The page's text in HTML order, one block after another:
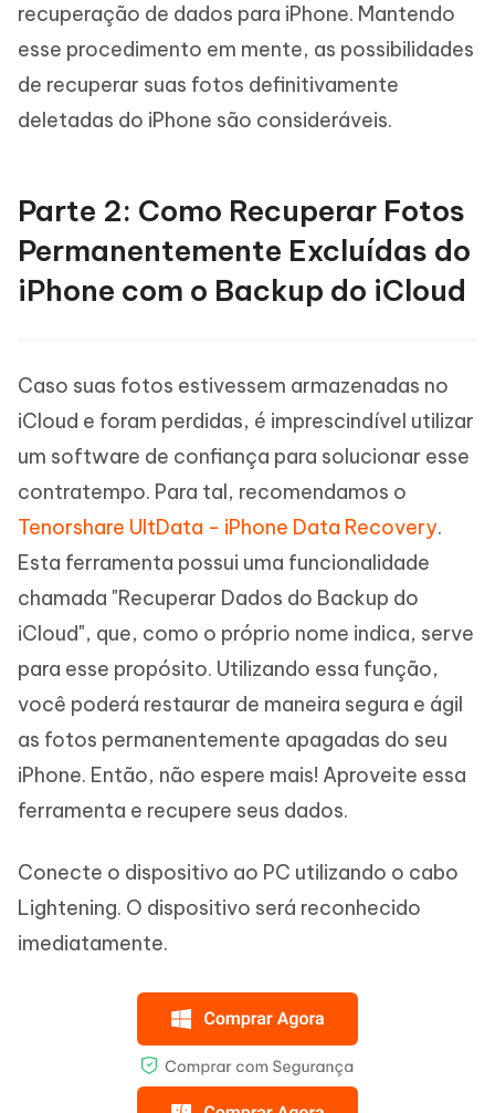
recuperação de dados para iPhone. Mantendo
esse procedimento em mente, as possibilidades
de recuperar suas fotos definitivamente
deletadas do iPhone são consideráveis.
Parte 2: Como Recuperar Fotos
Permanentemente Excluídas do
iPhone com o Backup do iCloud
Caso suas fotos estivessem armazenadas no
iCloud e foram perdidas, é imprescindível utilizar
um software de confiança para solucionar esse
contratempo. Para tal, recomendamos o
Tenorshare UltData - iPhone Data Recovery.
Esta ferramenta possui uma funcionalidade
chamada "Recuperar Dados do Backup do
iCloud", que, como o próprio nome indica, serve
para esse propósito. Utilizando essa função,
você poderá restaurar de maneira segura e ágil
as fotos permanentemente apagadas do seu
iPhone. Então, não espere mais! Aproveite essa
ferramenta e recupere seus dados.
Conecte o dispositivo ao PC utilizando o cabo
Lightening. O dispositivo será reconhecido
imediatamente.